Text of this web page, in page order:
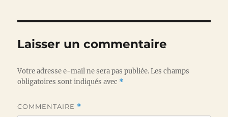
Laisser un commentaire
Votre adresse e-mail ne sera pas publiée. Les champs
obligatoires sont indiqués avec *
COMMENTAIRE *